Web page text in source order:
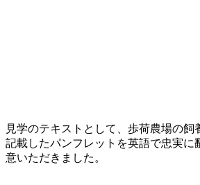
見学のテキストとして、歩荷農場の飼
記載したパンフレットを英語で忠実に
意いただきました。